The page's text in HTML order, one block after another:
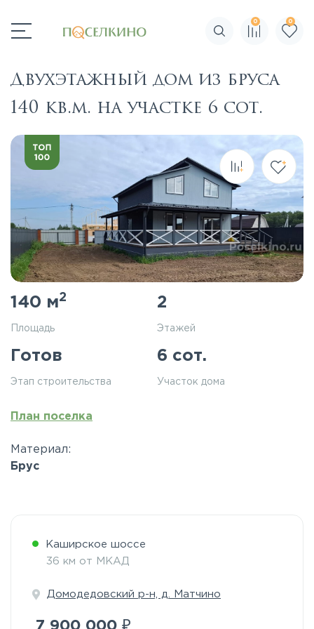
Поиск по сайту
0 0
Двухэтажный дом из бруса
140 кв.м. на участке 6 сот.
140 м2
Площадь
2
Этажей
Готов
Этап строительства
6 сот.
Участок дома
План поселка
Материал:
Брус
Каширское шоссе
36 км от МКАД
Домодедовский р-н, д. Матчино
7 900 000 ₽